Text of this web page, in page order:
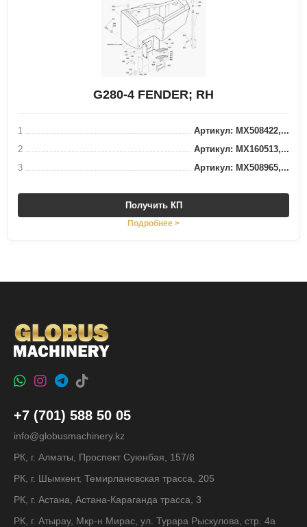
G280-4 FENDER; RH
1
Артикул: MX508422,...
2
Артикул: MX160513,...
3
Артикул: MX508965,...
Получить КП
Подробнее >
+7 (701) 588 50 05
info@globusmachinery.kz
РК, г. Алматы, Проспект Суюнбая, 157/8
РК, г. Шымкент, Темирлановская трасса, 205
РК, г. Астана, Астана-Караганда трасса, 3
РК, г. Атырау, Мкр-н Мирас, ул. Турара Рыскулова, стр. 4а